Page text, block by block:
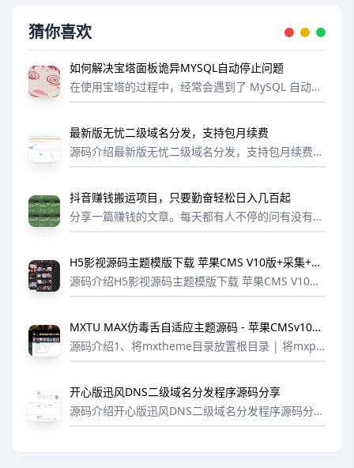
猜你喜欢
如何解决宝塔面板诡异MYSQL自动停止问题
在使用宝塔的过程中，经常会遇到了 MySQL 自动停
止的问题，尤其是配置低一些的服务器。导致 MySQ
怎么解决这一问题。在宝塔...
最新版无忧二级域名分发，支持包月续费
源码介绍最新版无忧二级域名分发，支持包月续费。
目前版本支持，开通会员，会员组可以解析哪些域名
普通用户组会员组可以设置价格比如10...
抖音赚钱搬运项目，只要勤奋轻松日入几百起
分享一篇赚钱的文章。每天都有人不停的问有没有新
项目。我一直强调流量为王，有了流量，基础问题就
方法。01抖音图文，类型属于：搞钱鸡...
H5影视源码主题模版下载 苹果CMS V10版+采集+搭
建教程
源码介绍H5影视源码主题模版下载 苹果CMS V10版
+采集+搭建教程一键部署版本，完美运营版本带采集
MXTU MAX仿毒舌自适应主题源码 - 苹果CMSv10模
板去授权版
源码介绍1、将mxtheme目录放置根目录 | 将mxpr
o目录放置template文件夹中2、苹果cms后台-系统-
t...
开心版迅风DNS二级域名分发程序源码分享
源码介绍开心版迅风DNS二级域名分发程序源码分
享，找来的没加密的版本这个版本支持帝恩艾斯的解